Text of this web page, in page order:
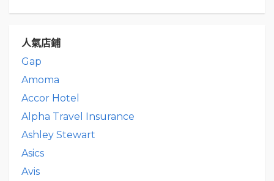
人氣店鋪
Gap
Amoma
Accor Hotel
Alpha Travel Insurance
Ashley Stewart
Asics
Avis